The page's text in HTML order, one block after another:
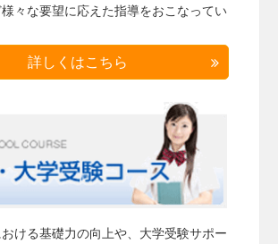
々な要望に応えた指導をおこなってい
詳しくはこちら
ける基礎力の向上や、大学受験サポー